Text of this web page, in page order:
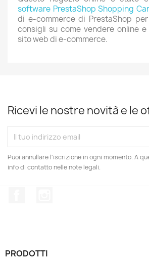
software PrestaShop Shopping
di e-commerce di PrestaShop
consigli su come vendere online
sito web di e-commerce.
Ricevi le nostre novità e le
Puoi annullare l'iscrizione in ogni momento. A
info di contatto nelle note legali.
PRODOTTI